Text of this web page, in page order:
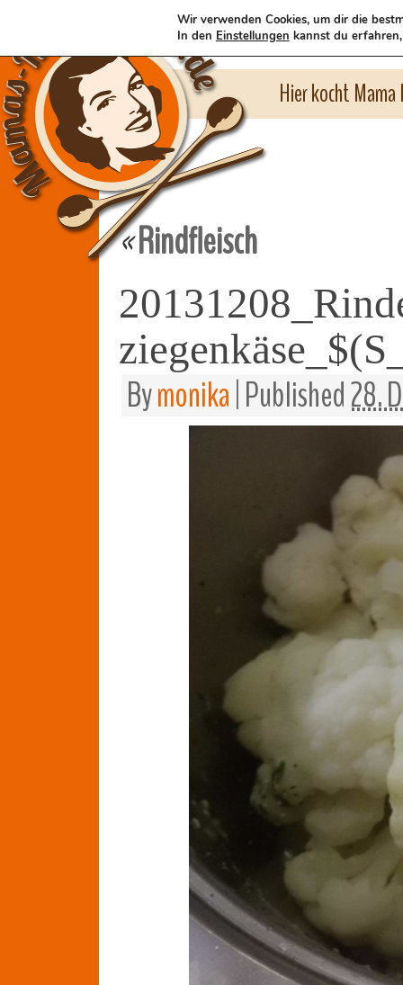
Hier kocht
«Rindfleisch
Bymonika|Published28.
Wir verwenden Cookies, um dir die
In den Einstellungen kannst du